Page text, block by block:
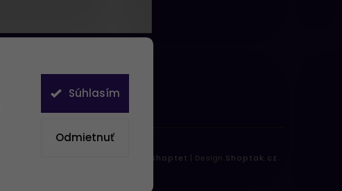
Odmietnuť
Súhlasím
Shoptet | Design Shoptak.cz.